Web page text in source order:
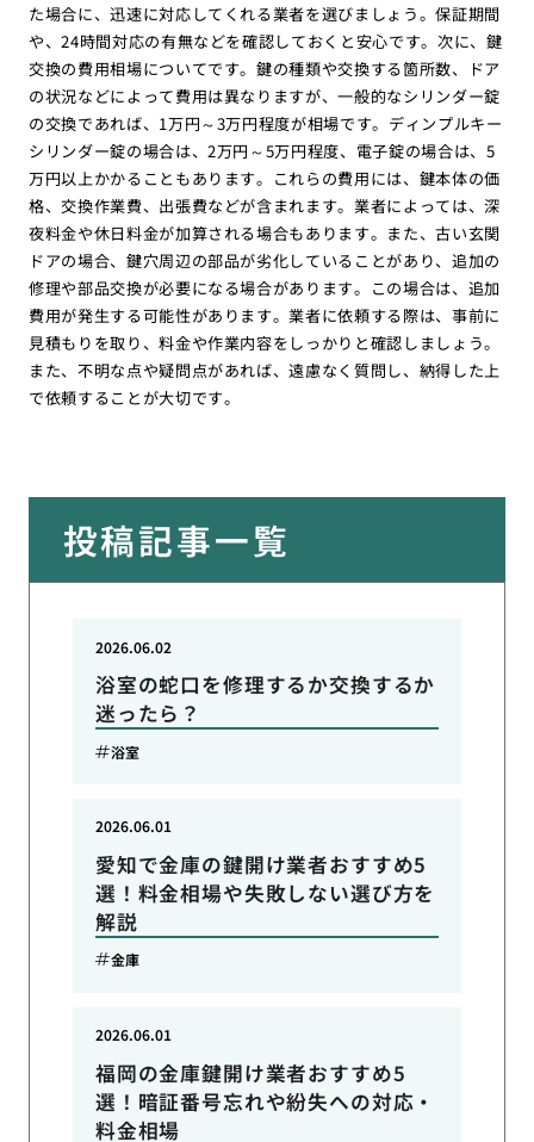
た場合に、迅速に対応してくれる業者を選びましょう。保証期間
や、24時間対応の有無などを確認しておくと安心です。次に、鍵
交換の費用相場についてです。鍵の種類や交換する箇所数、ドア
の状況などによって費用は異なりますが、一般的なシリンダー錠
の交換であれば、1万円～3万円程度が相場です。ディンプルキー
シリンダー錠の場合は、2万円～5万円程度、電子錠の場合は、5
万円以上かかることもあります。これらの費用には、鍵本体の価
格、交換作業費、出張費などが含まれます。業者によっては、深
夜料金や休日料金が加算される場合もあります。また、古い玄関
ドアの場合、鍵穴周辺の部品が劣化していることがあり、追加の
修理や部品交換が必要になる場合があります。この場合は、追加
費用が発生する可能性があります。業者に依頼する際は、事前に
見積もりを取り、料金や作業内容をしっかりと確認しましょう。
また、不明な点や疑問点があれば、遠慮なく質問し、納得した上
で依頼することが大切です。
投稿記事一覧
浴室の蛇口を修理するか交換するか
迷ったら？
2026.06.02
浴室
愛知で金庫の鍵開け業者おすすめ5
選！料金相場や失敗しない選び方を
解説
2026.06.01
金庫
福岡の金庫鍵開け業者おすすめ5
選！暗証番号忘れや紛失への対応・
料金相場
2026.06.01